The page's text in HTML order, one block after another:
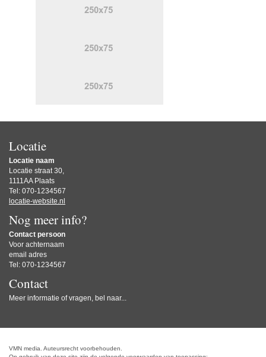
Locatie
Locatie naam
Locatie straat 30,
1111AA Plaats
Tel: 070-1234567
locatie-website.nl
Nog meer info?
Contact persoon
Voor achternaam
email adres
Tel: 070-1234567
Contact
Meer informatie of vragen, bel naar...
VMN media. Auteursrecht voorbehouden.